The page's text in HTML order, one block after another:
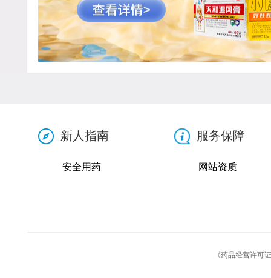
新人指南
安全用药
服务保障
网站资质
《药品经营许可